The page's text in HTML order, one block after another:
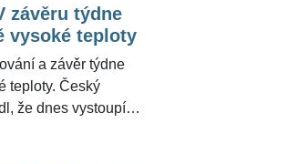
se podle
35 až 40 °C,
mohou být
ŽivotvČesku.cz
podle nichž
39 °C a evropský
závěru týdne
vysoké teploty
a závěr týdne
teploty. Český
že dnes vystoupí